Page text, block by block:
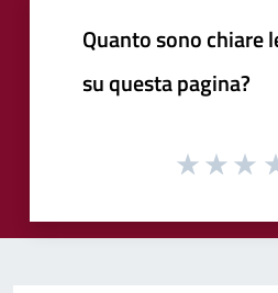
Quanto sono chiare
su questa pagina?